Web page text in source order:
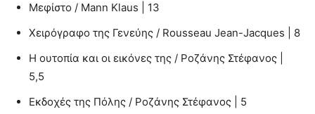
Μεφίστο / Mann Klaus | 13
Χειρόγραφο της Γενεύης / Rousseau Jean-Jacques | 8
Η ουτοπία και οι εικόνες της / Ροζάνης Στέφανος |
5,5
Εκδοχές της Πόλης / Ροζάνης Στέφανος | 5